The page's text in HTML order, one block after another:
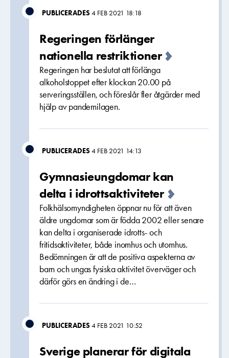
PUBLICERADES4 FEB 2021 18:18
Regeringen förlänger
nationella restriktioner
Regeringen har beslutat att förlänga
alkoholstoppet efter klockan 20.00 på
serveringsställen, och föreslår fler åtgärder med
hjälp av pandemilagen.
PUBLICERADES4 FEB 2021 14:13
Gymnasieungdomar kan
delta i idrottsaktiviteter
Folkhälsomyndigheten öppnar nu för att även
äldre ungdomar som är födda 2002 eller senare
kan delta i organiserade idrotts- och
fritidsaktiviteter, både inomhus och utomhus.
Bedömningen är att de positiva aspekterna av
barn och ungas fysiska aktivitet överväger och
därför görs en ändring i de…
PUBLICERADES4 FEB 2021 10:52
Sverige planerar för digitala